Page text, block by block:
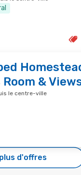
&
le centre-ville
d'offres